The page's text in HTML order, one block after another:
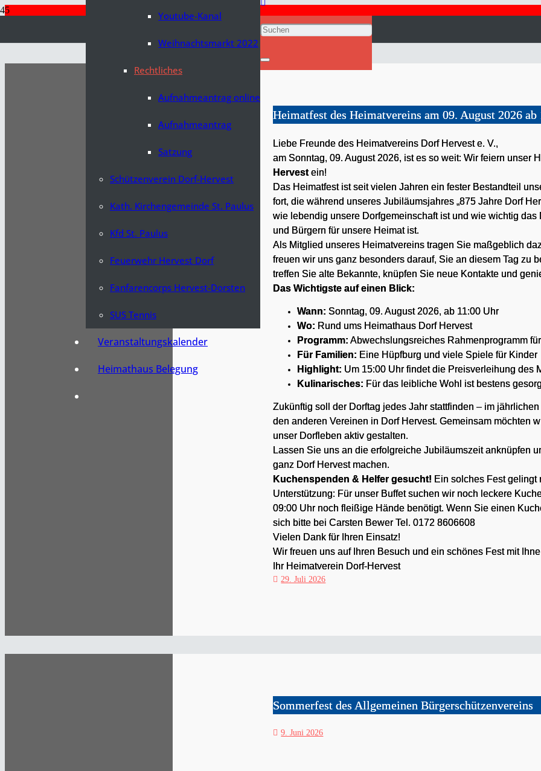
Youtube-Kanal
Weihnachtsmarkt 2022
Rechtliches
Aufnahmeantrag online
Aufnahmeantrag
Satzung
Schützenverein Dorf-Hervest
Kath. Kirchengemeinde St. Paulus
Kfd St. Paulus
Feuerwehr Hervest Dorf
Fanfarencorps Hervest-Dorsten
SUS Tennis
Veranstaltungskalender
Heimathaus Belegung
Unser Dorf Hervest
Heimatfest des Heimatvereins am 09. August 2026
Liebe Freunde des Heimatvereins Dorf Hervest e. V.,
am Sonntag, 09. August 2026, ist es so weit: Wir feiern unser
Hervestein!
Das Heimatfest ist seit vielen Jahren ein fester Bestandteil
fort, die während unseres Jubiläumsjahres „875 Jahre Dorf
wie lebendig unsere Dorfgemeinschaft ist und wie wichtig
und Bürgern für unsere Heimat ist.
Als Mitglied unseres Heimatvereins tragen Sie maßgeblich
freuen wir uns ganz besonders darauf, Sie an diesem Tag zu
treffen Sie alte Bekannte, knüpfen Sie neue Kontakte und
Das Wichtigste auf einen Blick:
Wann: Sonntag, 09. August 2026, ab 11:00 Uhr
Wo: Rund ums Heimathaus Dorf Hervest
Programm: Abwechslungsreiches Rahmenprogramm
Für Familien: Eine Hüpfburg und viele Spiele für Kinder
Highlight: Um 15:00 Uhr findet die Preisverleihung des
Kulinarisches: Für das leibliche Wohl ist bestens
Zukünftig soll der Dorftag jedes Jahr stattfinden – im
den anderen Vereinen in Dorf Hervest. Gemeinsam möchten
unser Dorfleben aktiv gestalten.
Lassen Sie uns an die erfolgreiche Jubiläumszeit anknüpfen
ganz Dorf Hervest machen.
Kuchenspenden & Helfer gesucht! Ein solches Fest
Unterstützung: Für unser Buffet suchen wir noch leckere
09:00 Uhr noch fleißige Hände benötigt. Wenn Sie einen
sich bitte bei Carsten Bewer Tel. 0172 8606608
Vielen Dank für Ihren Einsatz!
Wir freuen uns auf Ihren Besuch und ein schönes Fest mit
Ihr Heimatverein Dorf-Hervest
29. Juli 2026
Sommerfest des Allgemeinen Bürgerschützenvereins
9. Juni 2026